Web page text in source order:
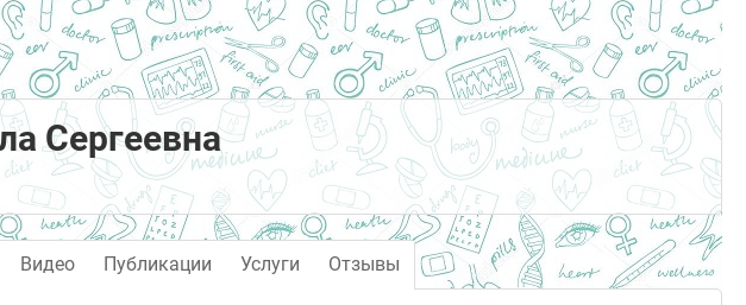
Сергеевна
Видео Публикации Услуги Отзывы